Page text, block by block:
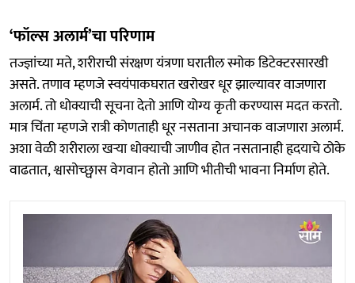
‘फॉल्स अलार्म’चा परिणाम
तज्ज्ञांच्या मते, शरीराची संरक्षण यंत्रणा घरातील स्मोक डिटेक्टरसारखी
असते. तणाव म्हणजे स्वयंपाकघरात खरोखर धूर झाल्यावर वाजणारा
अलार्म. तो धोक्याची सूचना देतो आणि योग्य कृती करण्यास मदत करतो.
मात्र चिंता म्हणजे रात्री कोणताही धूर नसताना अचानक वाजणारा अलार्म.
अशा वेळी शरीराला खऱ्या धोक्याची जाणीव होत नसतानाही हृदयाचे ठोके
वाढतात, श्वासोच्छ्वास वेगवान होतो आणि भीतीची भावना निर्माण होते.